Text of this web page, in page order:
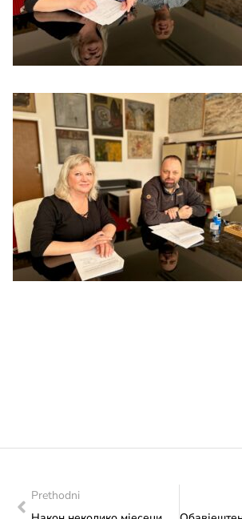
Prethodni